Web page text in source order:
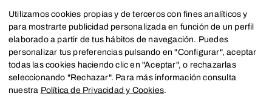
Utilizamos cookies propias y de terceros con fines analíticos y
para mostrarte publicidad personalizada en función de un perfil
elaborado a partir de tus hábitos de navegación. Puedes
personalizar tus preferencias pulsando en "Configurar", aceptar
todas las cookies haciendo clic en "Aceptar", o rechazarlas
seleccionando "Rechazar". Para más información consulta
nuestra Política de Privacidad y Cookies.
Política de Privacidad y Cookies
Configurar